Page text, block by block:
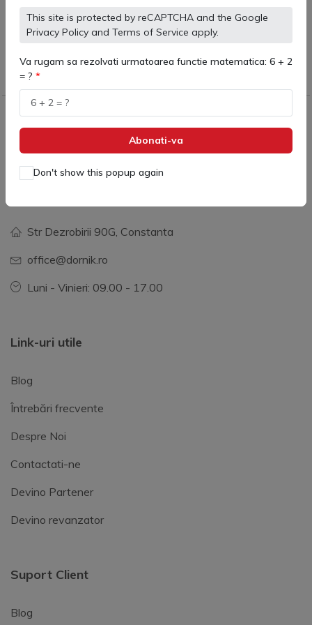
This site is protected by reCAPTCHA and the Google
Privacy Policy and Terms of Service apply.
Va rugam sa rezolvati urmatoarea functie matematica: 6 + 2
= ?
Abonati-va
Don't show this popup again
singuranta
Produse originale,
Mereu disponibil sa va
ajutam
Dornik Total Services
Info de contact:
Str Dezrobirii 90G, Constanta
office@dornik.ro
Luni - Vinieri: 09.00 - 17.00
Link-uri utile
Blog
Întrebări frecvente
Despre Noi
Contactati-ne
Devino Partener
Devino revanzator
Suport Client
Blog